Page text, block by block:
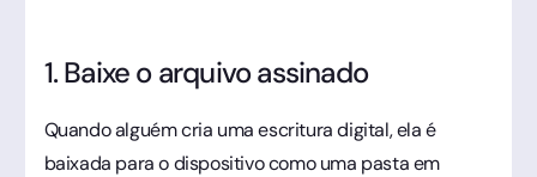
1. Baixe o arquivo assinado
Quando alguém cria uma escritura digital, ela é
baixada para o dispositivo como uma pasta em